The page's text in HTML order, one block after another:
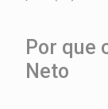
Por que
Neto